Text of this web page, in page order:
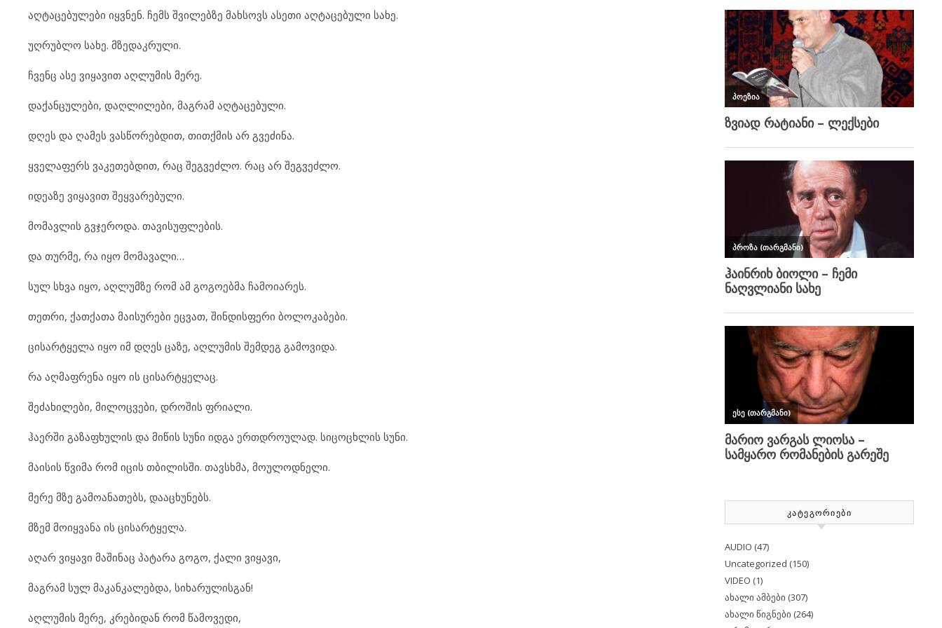
აღტაცებულები იყვნენ. ჩემს შვილებზე მახსოვს ასეთი აღტაცებული სახე.
უღრუბლო სახე. მზედაკრული.
ჩვენც ასე ვიყავით აღლუმის მერე.
დაქანცულები, დაღლილები, მაგრამ აღტაცებული.
დღეს და ღამეს ვასწორებდით, თითქმის არ გვეძინა.
ყველაფერს ვაკეთებდით, რაც შეგვეძლო. რაც არ შეგვეძლო.
იდეაზე ვიყავით შეყვარებული.
მომავლის გვჯეროდა. თავისუფლების.
და თურმე, რა იყო მომავალი…
სულ სხვა იყო, აღლუმზე რომ ამ გოგოებმა ჩამოიარეს.
თეთრი, ქათქათა მაისურები ეცვათ, შინდისფერი ბოლოკაბები.
ცისარტყელა იყო იმ დღეს ცაზე, აღლუმის შემდეგ გამოვიდა.
რა აღმაფრენა იყო ის ცისარტყელაც.
შეძახილები, მილოცვები, დროშის ფრიალი.
ჰაერში გაზაფხულის და მიწის სუნი იდგა ერთდროულად. სიცოცხლის სუნი.
მაისის წვიმა რომ იცის თბილისში. თავსხმა, მოულოდნელი.
მერე მზე გამოანათებს, დააცხუნებს.
მზემ მოიყვანა ის ცისარტყელა.
აღარ ვიყავი მაშინაც პატარა გოგო, ქალი ვიყავი,
მაგრამ სულ მაკანკალებდა, სიხარულისგან!
აღლუმის მერე, კრებიდან რომ წამოვედი,
ᲙᲐᲢᲔᲒᲝᲠᲘᲔᲑᲘ
AUDIO (47)
Uncategorized (150)
VIDEO (1)
ახალი ამბები (307)
ახალი წიგნები (264)